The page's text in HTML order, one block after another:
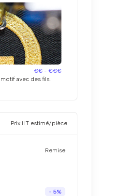
€€ - €€€
avec des fils.
Prix HT estimé/pièce
Remise
- 5%